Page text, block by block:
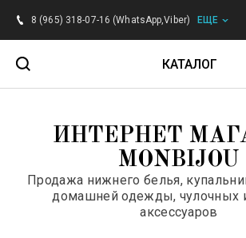
Главная
О компании
Оплата
Контакты
Напишите нам
8 (965) 318-07-16 (WhatsApp,Viber) ЕЩЕ
КАТАЛОГ
Для женщин
ИНТЕРНЕТ
MONBIJOU
Продажа нижнего белья,
домашней одежды, чулочных
аксессуаров